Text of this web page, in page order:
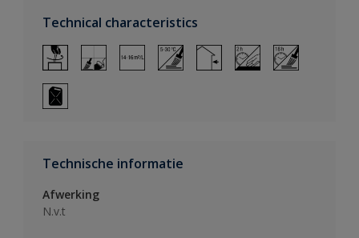
Technical characteristics
Technische informatie
Afwerking
N.v.t